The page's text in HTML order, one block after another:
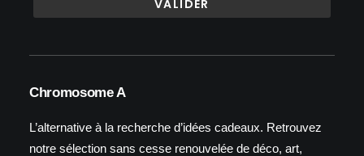
Chromosome A
L’alternative à la recherche d’idées cadeaux. Retrouvez
notre sélection sans cesse renouvelée de déco, art,